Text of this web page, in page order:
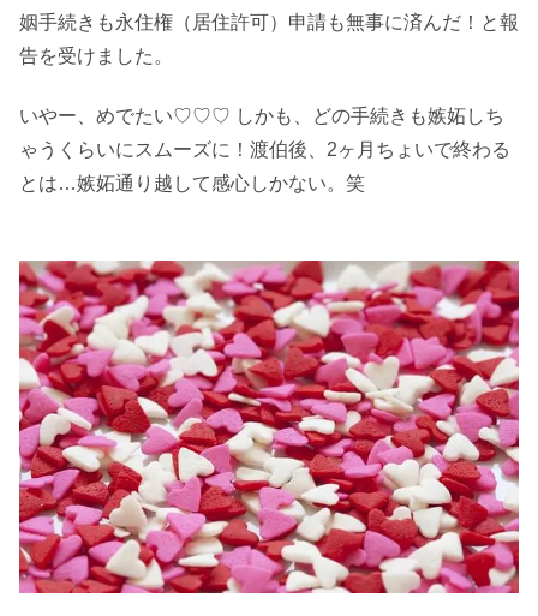
姻手続きも永住権（居住許可）申請も無事に済んだ！と報
告を受けました。
いやー、めでたい♡♡♡ しかも、どの手続きも嫉妬しち
ゃうくらいにスムーズに！渡伯後、2ヶ月ちょいで終わる
とは…嫉妬通り越して感心しかない。笑